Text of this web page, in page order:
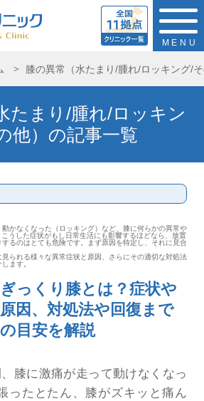
MENU
膝の異常（水たまり/腫れ/ロッキング/
たまり/腫れ/ロッキン
他）の記事一覧
かなくなった（ロッキング）など、膝に何らかの異常や
うした症状がもし日常生活にも影響するほどなら、放置
るのはとても危険です。まず原因を特定し、それに見合
られる様々な異常症状と原因、さらにその適切な対処法
ます。
ぎっくり膝とは？症状や
原因、対処法や回復まで
の目安を解説
膝に激痛が走って動けなくなっ
ったとたん、膝がズキッと痛ん